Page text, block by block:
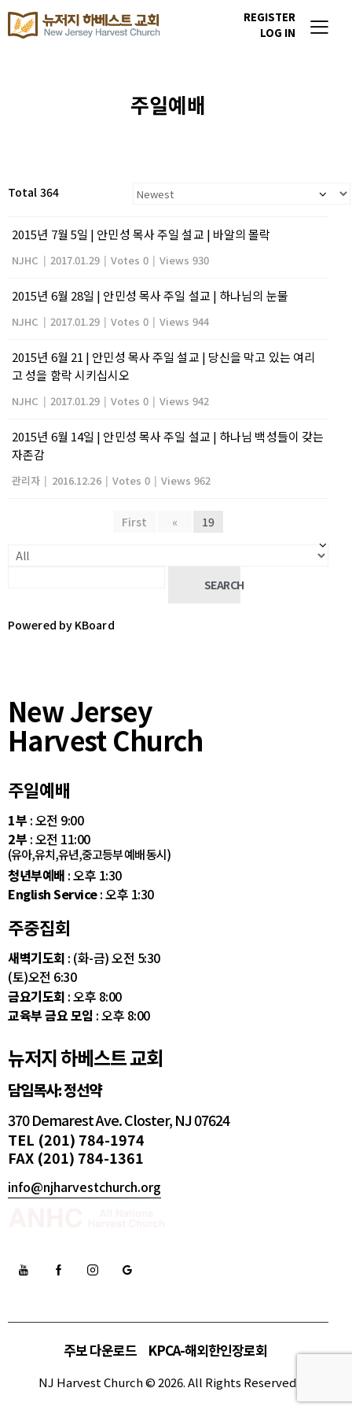
REGISTER
LOG IN
주일예배
Total 364
2015년 7월 5일 | 안민성 목사 주일 설교 | 바알의 몰락
NJHC | 2017.01.29 | Votes 0 | Views 930
2015년 6월 28일 | 안민성 목사 주일 설교 | 하나님의 눈물
NJHC | 2017.01.29 | Votes 0 | Views 944
2015년 6월 21 | 안민성 목사 주일 설교 | 당신을 막고 있는 여리
고 성을 함락 시키십시오
NJHC | 2017.01.29 | Votes 0 | Views 942
2015년 6월 14일 | 안민성 목사 주일 설교 | 하나님 백성들이 갖는
자존감
관리자 | 2016.12.26 | Votes 0 | Views 962
First « 19
SEARCH
Powered by KBoard
New Jersey
Harvest Church
주일예배
1부 : 오전 9:00
2부 : 오전 11:00
(유아,유치,유년,중고등부 예배 동시)
청년부예배 : 오후 1:30
English Service: 오후 1:30
주중집회
새벽기도회 : (화-금) 오전 5:30
(토)오전 6:30
금요기도회 : 오후 8:00
교육부 금요 모임 : 오후 8:00
뉴저지 하베스트 교회
담임목사: 정선약
370 Demarest Ave. Closter, NJ 07624
TEL (201) 784-1974
FAX (201) 784-1361
info@njharvestchurch.org
주보 다운로드 KPCA-해외한인장로회
NJ Harvest Church © 2026. All Rights Reserved.